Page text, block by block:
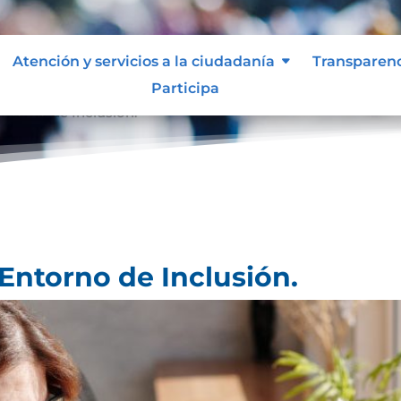
Atención y servicios a la ciudadanía
Participa
de Inclusión.
de Inclusión.